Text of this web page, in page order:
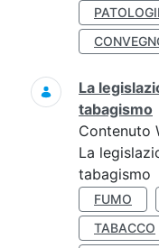
La
tabagismo
Contenuto
La
tabagismo
FUMO
TABACCO